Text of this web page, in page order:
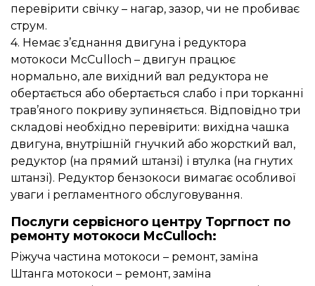
перевірити свічку – нагар, зазор, чи не пробиває
струм.
4. Немає з’єднання двигуна і редуктора
мотокоси McCulloch – двигун працює
нормально, але вихідний вал редуктора не
обертається або обертається слабо і при торканні
трав’яного покриву зупиняється. Відповідно три
складові необхідно перевірити: вихідна чашка
двигуна, внутрішній гнучкий або жорсткий вал,
редуктор (на прямий штанзі) і втулка (на гнутих
штанзі). Редуктор бензокоси вимагає особливої
уваги і регламентного обслуговування.
Послуги сервісного центру Торгпост по
ремонту мотокоси McCulloch:
Ріжуча частина мотокоси – ремонт, заміна
Штанга мотокоси – ремонт, заміна